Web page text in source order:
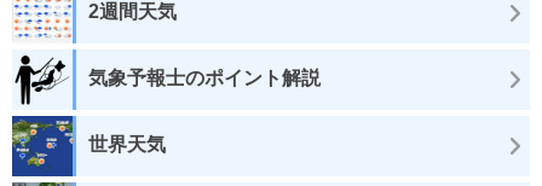
2週間天気
気象予報士のポイント解説
世界天気